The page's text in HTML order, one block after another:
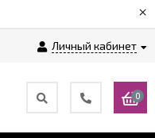
×
Личный кабинет
0